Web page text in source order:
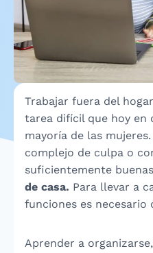
Trabajar fuera del
tarea difícil que hoy en
mayoría de las
complejo de culpa o
suficientemente
de casa. Para llevar a
funciones es necesario
Aprender a